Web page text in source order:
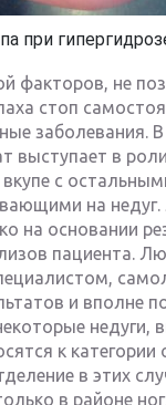
при
факторов, не
стоп
заболевания.
выступает в
с
на недуг.
на основании
пациента.
и вполне
недуги,
к категории
в этих
в районе